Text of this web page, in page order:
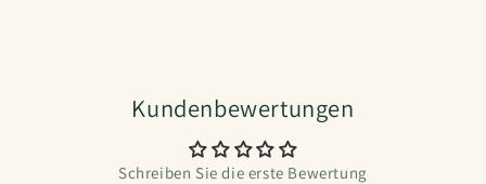
Kundenbewertungen
Schreiben Sie die erste Bewertung